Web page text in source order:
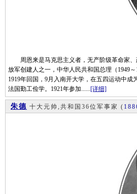
周恩来是马克思主义者，无产阶级革命家、
放军创建人之一，中华人民共和国总理（1949
1919年回国，9月入南开大学，在五四运动中
法国勤工俭学。1921年参加......[详细]
朱德 十大元帅,共和国36位军事家 (